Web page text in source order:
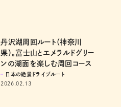
丹沢湖周回ルート（神奈川
県）。富士山とエメラルドグリー
ンの湖面を楽しむ周回コース
日本の絶景ドライブルート
2026.02.13